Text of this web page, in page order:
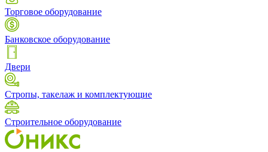
Торговое оборудование
Банковское оборудование
Двери
Стропы, такелаж и комплектующие
Строительное оборудование